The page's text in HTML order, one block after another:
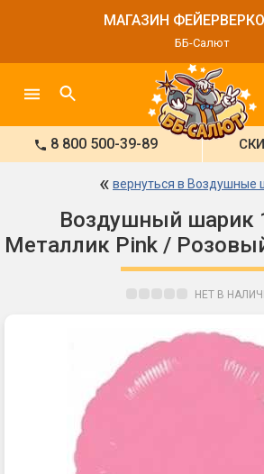
МАГАЗИН
ББ-Салют
8 800 500-39-89
« вернуться в Воздушные
Воздушный шарик
Металлик Pink /
НЕТ В